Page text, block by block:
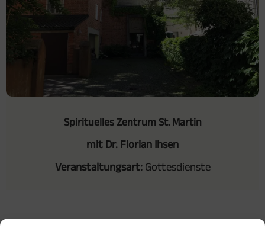
Spirituelles Zentrum St. Martin
mit Dr. Florian Ihsen
Veranstaltungsart: Gottesdienste